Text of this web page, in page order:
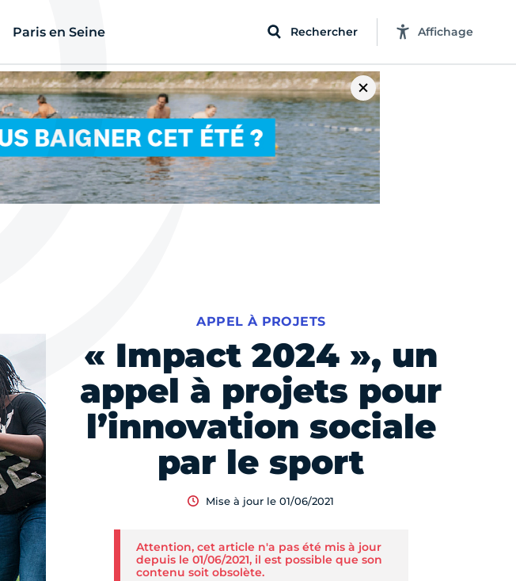
Paris en Seine Rechercher Affichage
« Impact 2024 », un
appel à projets pour
l’innovation sociale
par le sport
APPEL À PROJETS
Mise à jour le 01/06/2021
Attention, cet article n'a pas été mis à jour
depuis le 01/06/2021, il est possible que son
contenu soit obsolète.